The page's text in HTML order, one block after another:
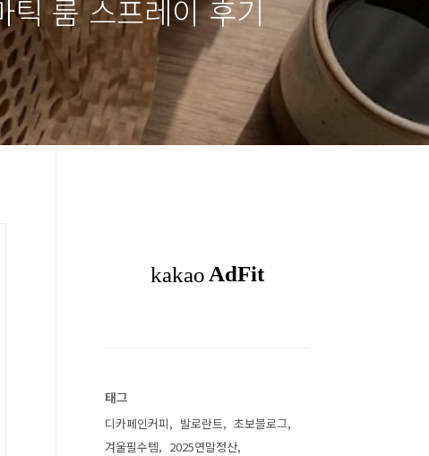
룸 스프레이 후기
태그
디카페인커피 발로란트
초보블로그
겨울필수템
2025연말정산